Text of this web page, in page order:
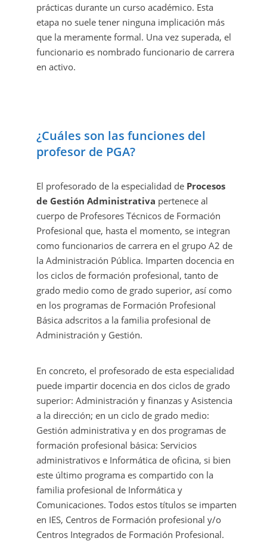
prácticas durante un curso académico. Esta
etapa no suele tener ninguna implicación más
que la meramente formal. Una vez superada, el
funcionario es nombrado funcionario de carrera
en activo.
¿Cuáles son las funciones del
profesor de PGA?
El profesorado de la especialidad de Procesos
de Gestión Administrativa pertenece al
cuerpo de Profesores Técnicos de Formación
Profesional que, hasta el momento, se integran
como funcionarios de carrera en el grupo A2 de
la Administración Pública. Imparten docencia en
los ciclos de formación profesional, tanto de
grado medio como de grado superior, así como
en los programas de Formación Profesional
Básica adscritos a la familia profesional de
Administración y Gestión.
En concreto, el profesorado de esta especialidad
puede impartir docencia en dos ciclos de grado
superior: Administración y finanzas y Asistencia
a la dirección; en un ciclo de grado medio:
Gestión administrativa y en dos programas de
formación profesional básica: Servicios
administrativos e Informática de oficina, si bien
este último programa es compartido con la
familia profesional de Informática y
Comunicaciones. Todos estos títulos se imparten
en IES, Centros de Formación profesional y/o
Centros Integrados de Formación Profesional.